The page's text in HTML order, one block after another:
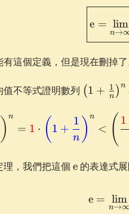
e =
n→
lim
這個定義，但是現在刪掉了
不等式證明數列 \left(1 +
(1 + n
1 ) n
) n
= 1 ⋅ ( 1 +
n
1 ) n
< ( 1
，我們把這個 \e
e 的表達式展
e =
n→
lim